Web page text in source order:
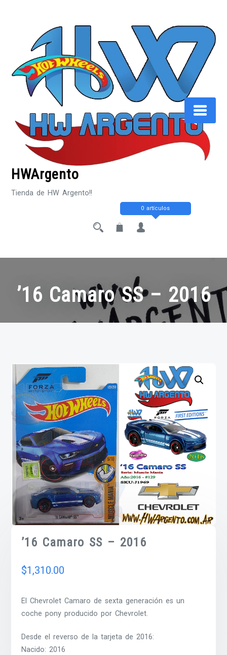
HWArgento
Tienda de HW Argento!!
0 artículos
’16 Camaro SS – 2016
’16 Camaro SS – 2016
$1,310.00
El Chevrolet Camaro de sexta generación es un
coche pony producido por Chevrolet.
Desde el reverso de la tarjeta de 2016:
Nacido: 2016